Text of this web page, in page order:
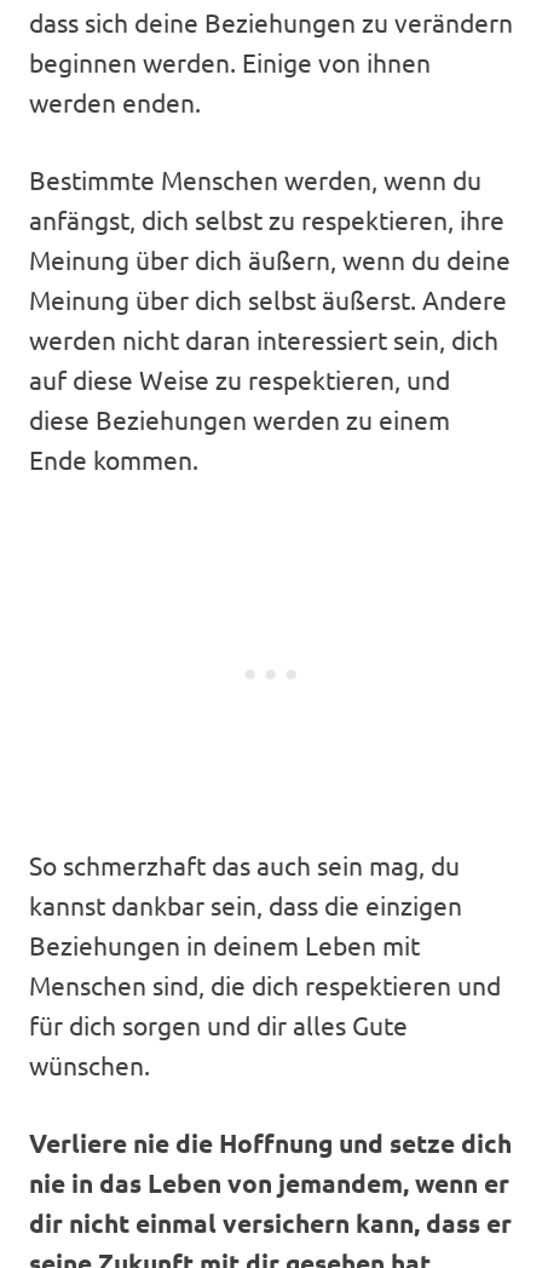
dass sich deine Beziehungen zu verändern
beginnen werden. Einige von ihnen
werden enden.
Bestimmte Menschen werden, wenn du
anfängst, dich selbst zu respektieren, ihre
Meinung über dich äußern, wenn du deine
Meinung über dich selbst äußerst. Andere
werden nicht daran interessiert sein, dich
auf diese Weise zu respektieren, und
diese Beziehungen werden zu einem
Ende kommen.
So schmerzhaft das auch sein mag, du
kannst dankbar sein, dass die einzigen
Beziehungen in deinem Leben mit
Menschen sind, die dich respektieren und
für dich sorgen und dir alles Gute
wünschen.
Verliere nie die Hoffnung und setze dich
nie in das Leben von jemandem, wenn er
dir nicht einmal versichern kann, dass er